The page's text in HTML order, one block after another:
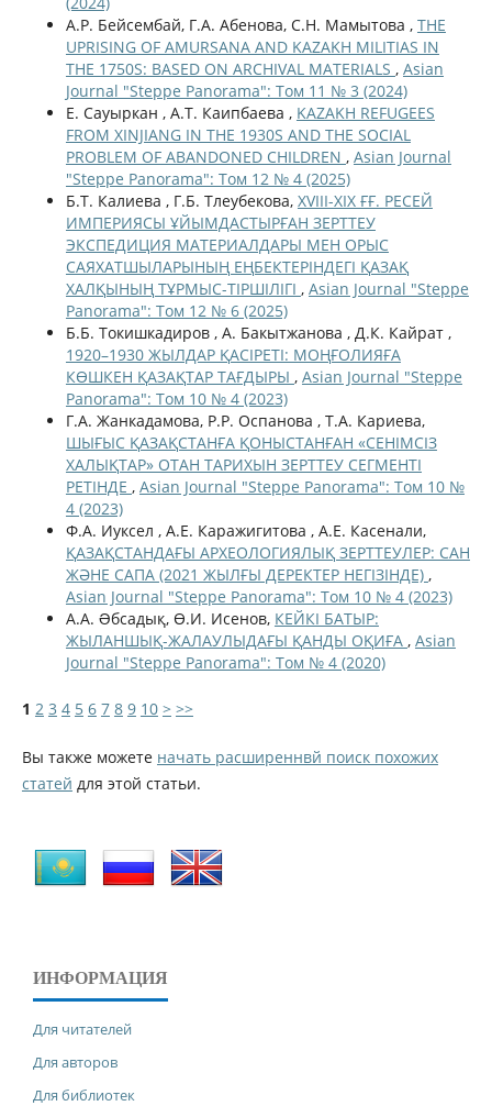
А.Р. Бейсембай, Г.А. Абенова, С.Н. Мамытова , THE
UPRISING OF AMURSANA AND KAZAKH MILITIAS IN
THE 1750S: BASED ON ARCHIVAL MATERIALS , Asian
Journal "Steppe Panorama": Том 11 № 3 (2024)
Е. Сауыркан , А.Т. Каипбаева , KAZAKH REFUGEES
FROM XINJIANG IN THE 1930S AND THE SOCIAL
PROBLEM OF ABANDONED CHILDREN , Asian Journal
"Steppe Panorama": Том 12 № 4 (2025)
Б.Т. Калиева , Г.Б. Тлеубекова, ХVІІІ-ХІХ ҒҒ. РЕСЕЙ
ИМПЕРИЯСЫ ҰЙЫМДАСТЫРҒАН ЗЕРТТЕУ
ЭКСПЕДИЦИЯ МАТЕРИАЛДАРЫ МЕН ОРЫС
САЯХАТШЫЛАРЫНЫҢ ЕҢБЕКТЕРІНДЕГІ ҚАЗАҚ
ХАЛҚЫНЫҢ ТҰРМЫС-ТІРШІЛІГІ , Asian Journal "Steppe
Panorama": Том 12 № 6 (2025)
Б.Б. Токишкадиров , А. Бакытжанова , Д.К. Кайрат ,
1920–1930 ЖЫЛДАР ҚАСІРЕТІ: МОҢҒОЛИЯҒА
КӨШКЕН ҚАЗАҚТАР ТАҒДЫРЫ , Asian Journal "Steppe
Panorama": Том 10 № 4 (2023)
Г.A. Жанкадамова, Р.Р. Оспанова , Т.А. Кариева,
ШЫҒЫС ҚАЗАҚСТАНҒА ҚОНЫСТАНҒАН «СЕНІМСІЗ
ХАЛЫҚТАР» ОТАН ТАРИХЫН ЗЕРТТЕУ СЕГМЕНТІ
РЕТІНДЕ , Asian Journal "Steppe Panorama": Том 10 №
4 (2023)
Ф.А. Иуксел , А.Е. Каражигитова , А.Е. Касенали,
ҚАЗАҚСТАНДАҒЫ АРХЕОЛОГИЯЛЫҚ ЗЕРТТЕУЛЕР: САН
ЖӘНЕ САПА (2021 ЖЫЛҒЫ ДЕРЕКТЕР НЕГІЗІНДЕ) ,
Asian Journal "Steppe Panorama": Том 10 № 4 (2023)
А.А. Əбсадық, Ө.И. Исенов, КЕЙКІ БАТЫР:
ЖЫЛАНШЫҚ-ЖАЛАУЛЫДАҒЫ ҚАНДЫ ОҚИҒА , Asian
Journal "Steppe Panorama": Том № 4 (2020)
1 2 3 4 5 6 7 8 9 10 > >>
Вы также можете начать расширеннвй поиск похожих
статей для этой статьи.
ИНФОРМАЦИЯ
Для читателей
Для авторов
Для библиотек